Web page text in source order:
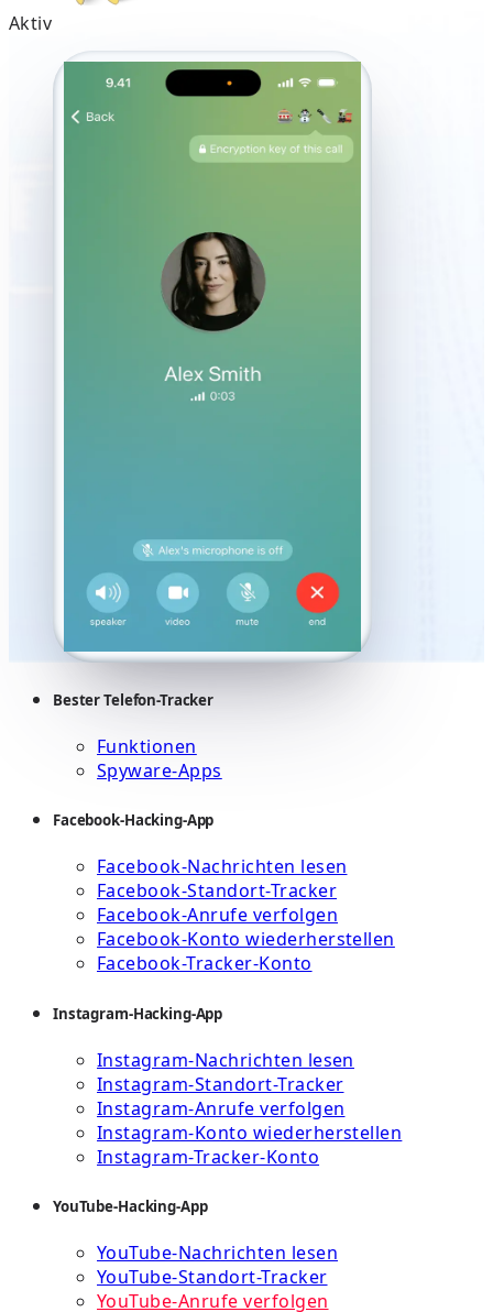
Aktiv
Bester Telefon-Tracker
Funktionen
Spyware-Apps
Facebook-Hacking-App
Facebook-Nachrichten lesen
Facebook-Standort-Tracker
Facebook-Anrufe verfolgen
Facebook-Konto wiederherstellen
Facebook-Tracker-Konto
Instagram-Hacking-App
Instagram-Nachrichten lesen
Instagram-Standort-Tracker
Instagram-Anrufe verfolgen
Instagram-Konto wiederherstellen
Instagram-Tracker-Konto
YouTube-Hacking-App
YouTube-Nachrichten lesen
YouTube-Standort-Tracker
YouTube-Anrufe verfolgen